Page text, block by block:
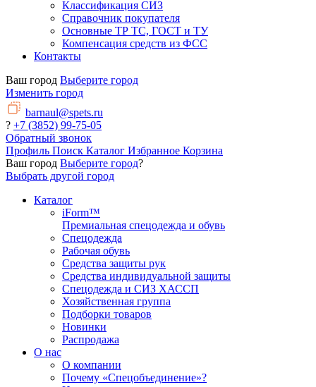
Классификация СИЗ
Справочник покупателя
Основные ТР ТС, ГОСТ и ТУ
Компенсация средств из ФСС
Контакты
Ваш город Выберите город
Изменить город
barnaul@spets.ru
? +7 (3852) 99-75-05
Обратный звонок
Профиль Поиск Каталог Избранное Корзина
Ваш город Выберите город?
Выбрать другой город
Каталог
iForm™
Премиальная спецодежда и обувь
Спецодежда
Рабочая обувь
Средства защиты рук
Средства индивидуальной защиты
Спецодежда и СИЗ ХАССП
Хозяйственная группа
Подборки товаров
Новинки
Распродажа
О нас
О компании
Почему «Спецобъединение»?